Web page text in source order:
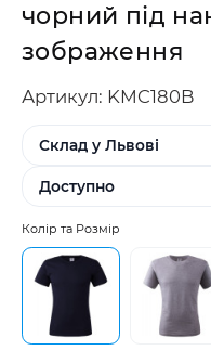
чорний під
зображення
Артикул: KMC180B
Склад у Львові
Доступно
Колір та Розмір